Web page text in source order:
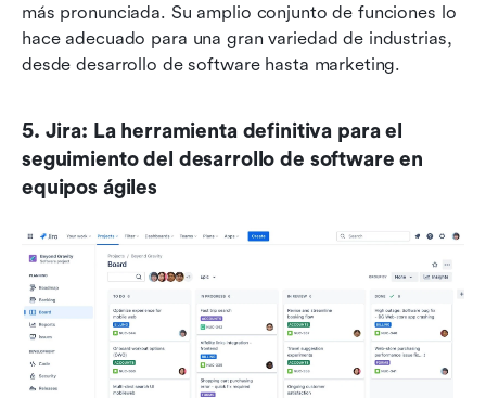
más pronunciada. Su amplio conjunto de funciones lo
hace adecuado para una gran variedad de industrias,
desde desarrollo de software hasta marketing.
5. Jira: La herramienta definitiva para el
seguimiento del desarrollo de software en
equipos ágiles